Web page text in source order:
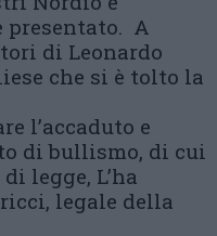
presentato. A
di Leonardo
che si è tolto la
l’accaduto e
di bullismo, di cui
legge, L’ha
legale della